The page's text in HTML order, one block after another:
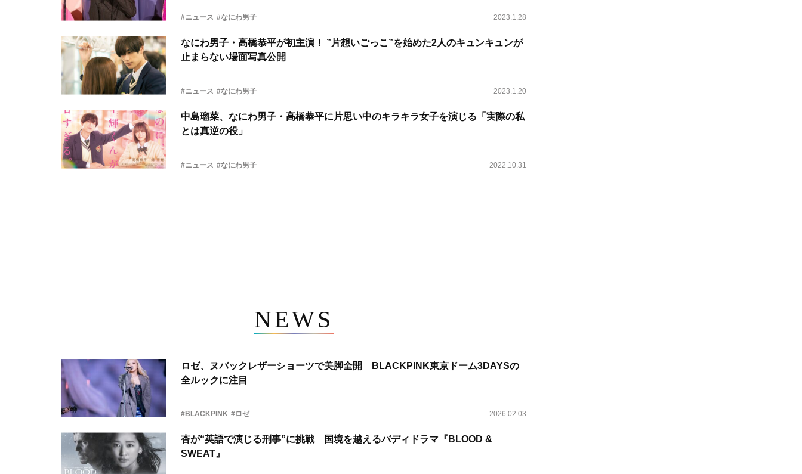
#ニュース #なにわ男子 2023.1.28
なにわ男子・高橋恭平が初主演！ ”片想いごっこ”を始めた2人のキュンキュンが
止まらない場面写真公開
#ニュース #なにわ男子 2023.1.20
中島瑠菜、なにわ男子・高橋恭平に片思い中のキラキラ女子を演じる「実際の私
とは真逆の役」
#ニュース #なにわ男子 2022.10.31
NEWS
ロゼ、ヌバックレザーショーツで美脚全開 BLACKPINK東京ドーム3DAYSの
全ルックに注目
#BLACKPINK #ロゼ 2026.02.03
杏が“英語で演じる刑事”に挑戦 国境を越えるバディドラマ『BLOOD &
SWEAT』